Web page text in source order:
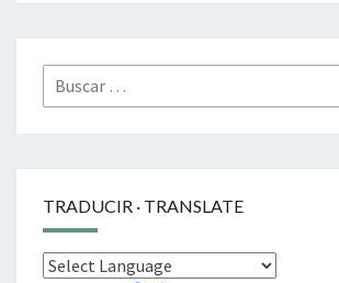
Buscar
por:
TRADUCIR · TRANSLATE